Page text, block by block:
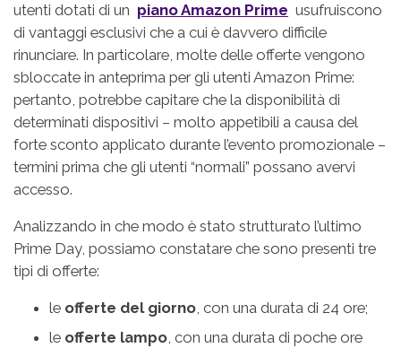
utenti dotati di un piano Amazon Prime usufruiscono
di vantaggi esclusivi che a cui è davvero difficile
rinunciare. In particolare, molte delle offerte vengono
sbloccate in anteprima per gli utenti Amazon Prime:
pertanto, potrebbe capitare che la disponibilità di
determinati dispositivi – molto appetibili a causa del
forte sconto applicato durante l’evento promozionale –
termini prima che gli utenti “normali” possano avervi
accesso.
Analizzando in che modo è stato strutturato l’ultimo
Prime Day, possiamo constatare che sono presenti tre
tipi di offerte:
le offerte del giorno, con una durata di 24 ore;
le offerte lampo, con una durata di poche ore